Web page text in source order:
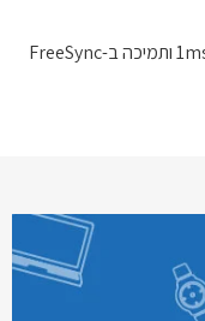
השילוב של קצב ריענון 200Hz, זמן תגובה של 1ms ותמיכה ב-FreeSync